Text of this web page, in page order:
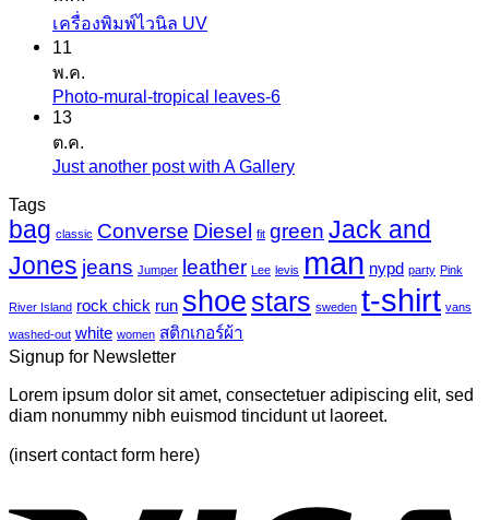
บน
นวาส
เครื่องพิมพ์ไวนิล UVไม่มี
บน
ไว
11
พ.ค.
Photo-mural-tropical leaves-6ไม่มี
mural-
tropical
leaves-
13
ต.ค.
Just another post with A Galleryไม่มี
เห็น
บน
Just
another
post
Tags
bag classic Converse Diesel fit green Jack and
Jones jeans Jumper leather Lee levis man nypd party Pink
River Island rock chick run shoe stars sweden t-shirt vans
washed-out white women สติกเกอร์ผ้า
Signup for Newsletter
Lorem ipsum dolor sit amet, consectetuer adipiscing elit, sed
diam nonummy nibh euismod tincidunt ut laoreet.
(insert contact form here)